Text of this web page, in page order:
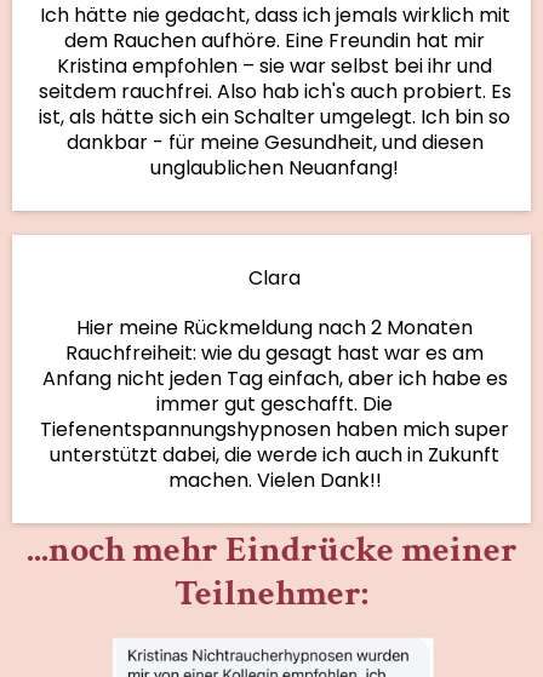
Ich hätte nie gedacht, dass ich jemals wirklich mit
dem Rauchen aufhöre. Eine Freundin hat mir
Kristina empfohlen – sie war selbst bei ihr und
seitdem rauchfrei. Also hab ich's auch probiert. Es
ist, als hätte sich ein Schalter umgelegt. Ich bin so
dankbar - für meine Gesundheit, und diesen
unglaublichen Neuanfang!
Clara
Hier meine Rückmeldung nach 2 Monaten
Rauchfreiheit: wie du gesagt hast war es am
Anfang nicht jeden Tag einfach, aber ich habe es
immer gut geschafft. Die
Tiefenentspannungshypnosen haben mich super
unterstützt dabei, die werde ich auch in Zukunft
machen. Vielen Dank!!
...noch mehr Eindrücke meiner
Teilnehmer: